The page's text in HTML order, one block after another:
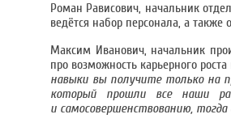
Роман Рависович, начальник
ведётся набор персонала, а также
Максим Иванович, начальник
про возможность карьерного
навыки вы получите только на
который прошли все наши
и самосовершенствованию,